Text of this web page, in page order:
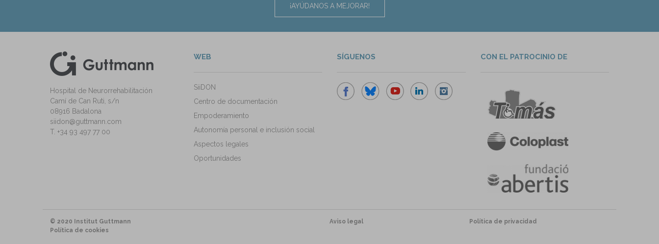
¡AYÚDANOS A MEJORAR!
Hospital de Neurorrehabilitación
Camí de Can Ruti, s/n
08916 Badalona
siidon@guttmann.com
T. +34 93 497 77 00
WEB
SiiDON
Centro de documentación
Empoderamiento
Autonomía personal e inclusión social
Aspectos legales
Oportunidades
SÍGUENOS CON EL PATROCINIO DE
© 2020 Institut Guttmann Aviso legal
Política de privacidad
Política de cookies